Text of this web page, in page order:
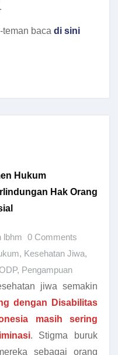
baca di sini
Hukum
Hak Orang
lbhm 0 Comments
, Kesehatan Jiwa,
, Pengampuan
jiwa semakin
dengan Disabilitas
masih sering
. Stigma buruk
sebagai orang